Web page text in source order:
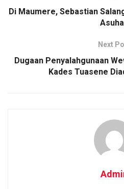
Di Maumere, Sebastian
Next
Dugaan Penyalahgunaan
Kades Tuasene